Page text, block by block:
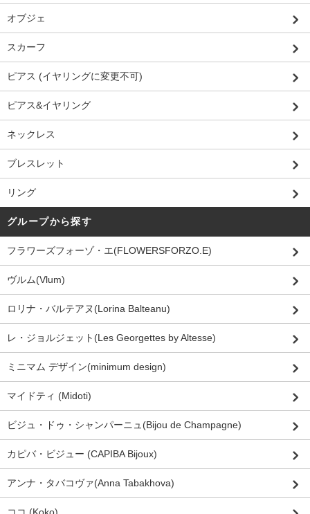
オブジェ
スカーフ
ピアス (イヤリングに変更不可)
ピアス&イヤリング
ネックレス
ブレスレット
リング
グループから探す
フラワーズフォーゾ・エ(FLOWERSFORZO.E)
ヴルム(Vlum)
ロリナ・バルテアヌ(Lorina Balteanu)
レ・ジョルジェット(Les Georgettes by Altesse)
ミニマム デザイン(minimum design)
マイドティ (Midoti)
ビジュ・ドゥ・シャンパーニュ(Bijou de Champagne)
カピバ・ビジュー (CAPIBA Bijoux)
アンナ・タバコヴァ(Anna Tabakhova)